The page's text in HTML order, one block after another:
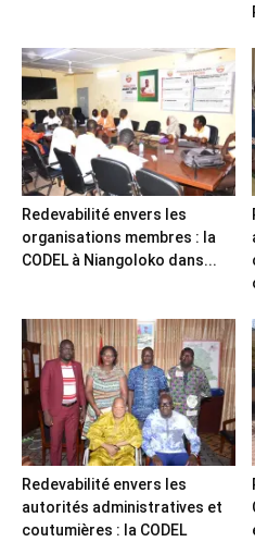
Redevabilité envers les
organisations membres : la
CODEL à Niangoloko dans...
Redevabilité envers les
autorités administratives et
coutumières : la CODEL